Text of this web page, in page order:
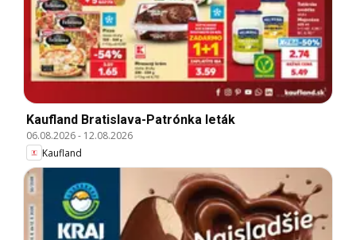
Kaufland Bratislava-Patrónka leták
06.08.2026- 12.08.2026
Kaufland